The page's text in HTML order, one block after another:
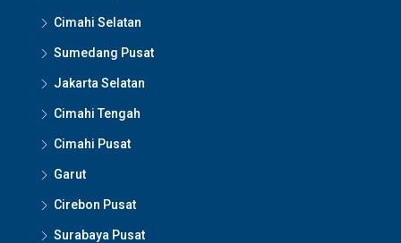
Cimahi Selatan
Sumedang Pusat
Jakarta Selatan
Cimahi Tengah
Cimahi Pusat
Garut
Cirebon Pusat
Surabaya Pusat